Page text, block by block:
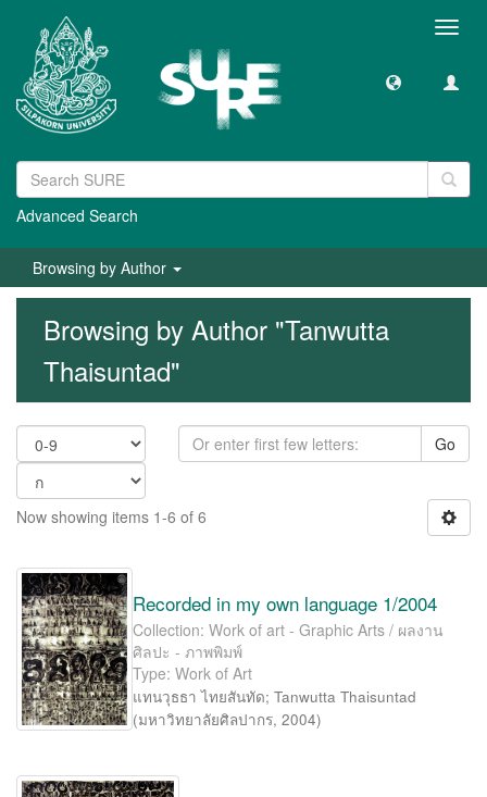
Advanced Search
Browsing by Author
Browsing by Author "Tanwutta
Thaisuntad"
Go
Now showing items 1-6 of 6
Recorded in my own language 1/2004
Collection: Work of art - Graphic Arts / ผลงาน
ศิลปะ - ภาพพิมพ์
Type: Work of Art
แทนวุธธา ไทยสันทัด; Tanwutta Thaisuntad
(มหาวิทยาลัยศิลปากร, 2004)